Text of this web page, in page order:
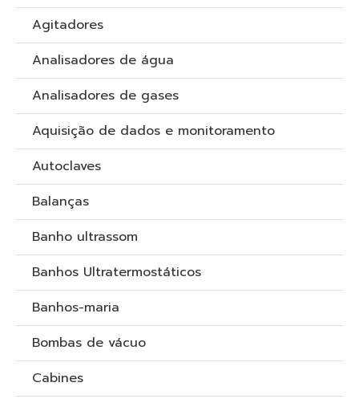
Agitadores
Analisadores de água
Analisadores de gases
Aquisição de dados e monitoramento
Autoclaves
Balanças
Banho ultrassom
Banhos Ultratermostáticos
Banhos-maria
Bombas de vácuo
Cabines